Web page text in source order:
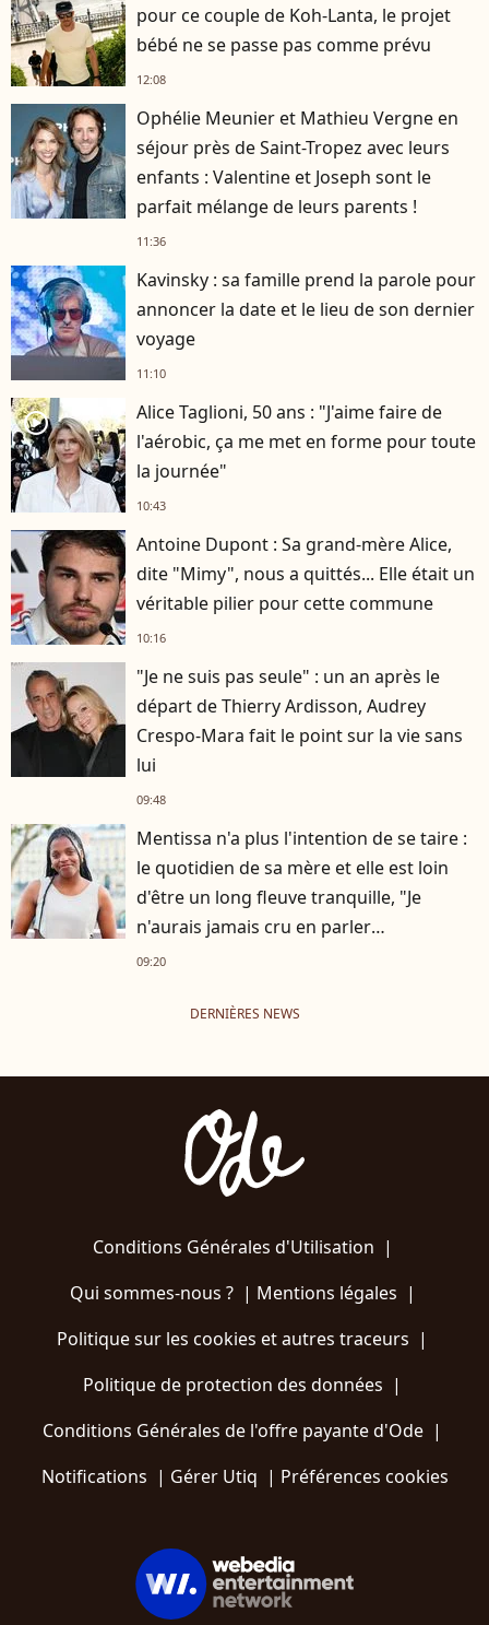
pour ce couple de Koh-Lanta, le projet
bébé ne se passe pas comme prévu
12:08
Ophélie Meunier et Mathieu Vergne en
séjour près de Saint-Tropez avec leurs
enfants : Valentine et Joseph sont le
parfait mélange de leurs parents !
11:36
Kavinsky : sa famille prend la parole pour
annoncer la date et le lieu de son dernier
voyage
11:10
player2
Alice Taglioni, 50 ans : "J'aime faire de
l'aérobic, ça me met en forme pour toute
la journée"
10:43
Antoine Dupont : Sa grand-mère Alice,
dite "Mimy", nous a quittés... Elle était un
véritable pilier pour cette commune
10:16
"Je ne suis pas seule" : un an après le
départ de Thierry Ardisson, Audrey
Crespo-Mara fait le point sur la vie sans
lui
09:48
Mentissa n'a plus l'intention de se taire :
le quotidien de sa mère et elle est loin
d'être un long fleuve tranquille, "Je
n'aurais jamais cru en parler
publiquement"
09:20
DERNIÈRES NEWS
Conditions Générales d'Utilisation |
Qui sommes-nous ?| Mentions légales |
Politique sur les cookies et autres traceurs |
Politique de protection des données |
Conditions Générales de l'offre payante d'Ode |
Notifications | Gérer Utiq | Préférences cookies